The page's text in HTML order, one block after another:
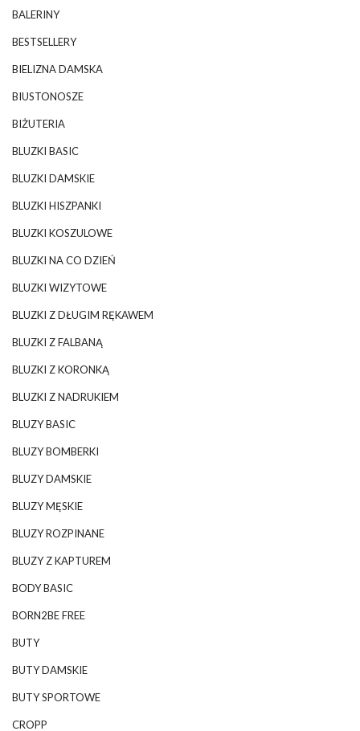
BALERINY
BESTSELLERY
BIELIZNA DAMSKA
BIUSTONOSZE
BIŻUTERIA
BLUZKI BASIC
BLUZKI DAMSKIE
BLUZKI HISZPANKI
BLUZKI KOSZULOWE
BLUZKI NA CO DZIEŃ
BLUZKI WIZYTOWE
BLUZKI Z DŁUGIM RĘKAWEM
BLUZKI Z FALBANĄ
BLUZKI Z KORONKĄ
BLUZKI Z NADRUKIEM
BLUZY BASIC
BLUZY BOMBERKI
BLUZY DAMSKIE
BLUZY MĘSKIE
BLUZY ROZPINANE
BLUZY Z KAPTUREM
BODY BASIC
BORN2BE FREE
BUTY
BUTY DAMSKIE
BUTY SPORTOWE
CROPP